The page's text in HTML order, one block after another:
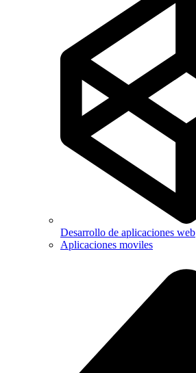
Desarrollo de aplicaciones web
Aplicaciones moviles